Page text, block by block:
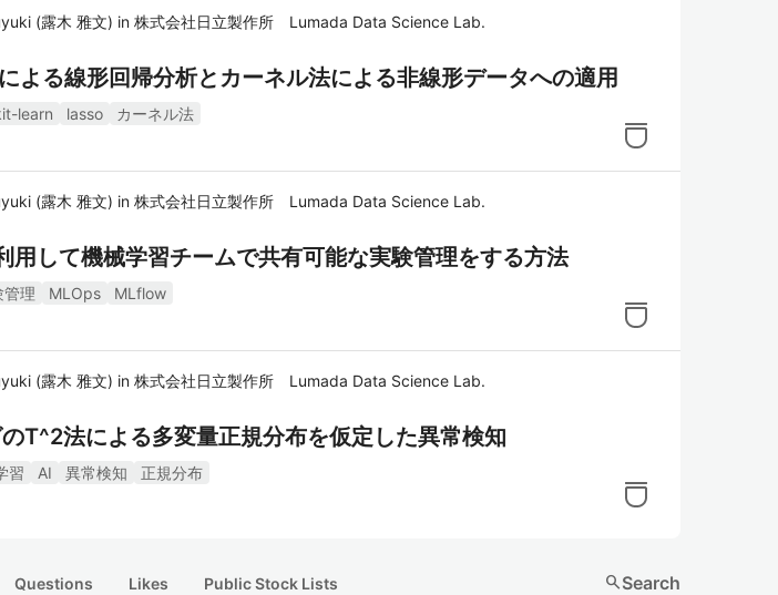
(露木 雅文) in 株式会社日立製作所 Lumada Data Science Lab.
よる線形回帰分析とカーネル法による非線形データへの適用
learn lasso
カーネル法
(露木 雅文) in 株式会社日立製作所 Lumada Data Science Lab.
用して機械学習チームで共有可能な実験管理をする方法
管理 MLOps
MLflow
(露木 雅文) in 株式会社日立製作所 Lumada Data Science Lab.
T^2法による多変量正規分布を仮定した異常検知
習 AI 異常検知
正規分布
Questions Likes Public Stock Lists searchSearch